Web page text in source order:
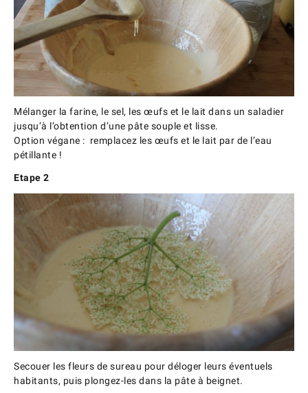
Mélanger la farine, le sel, les œufs et le lait dans un saladier
jusqu’à l’obtention d’une pâte souple et lisse.
Option végane : remplacez les œufs et le lait par de l’eau
pétillante !
Etape 2
Secouer les fleurs de sureau pour déloger leurs éventuels
habitants, puis plongez-les dans la pâte à beignet.